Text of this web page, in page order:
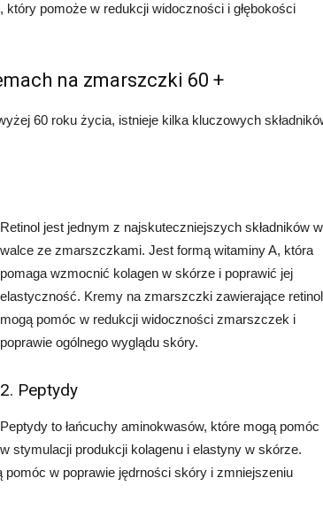
pomoże w redukcji widoczności i głębokości
na zmarszczki 60 +
60 roku życia, istnieje kilka kluczowych
Retinol jest jednym z najskuteczniejszych składników w
walce ze zmarszczkami. Jest formą witaminy A, która
pomaga wzmocnić kolagen w skórze i poprawić jej
elastyczność. Kremy na zmarszczki zawierające retinol
mogą pomóc w redukcji widoczności zmarszczek i
poprawie ogólnego wyglądu skóry.
2. Peptydy
Peptydy to łańcuchy aminokwasów, które mogą pomóc
w stymulacji produkcji kolagenu i elastyny w skórze.
w poprawie jędrności skóry i zmniejszeniu